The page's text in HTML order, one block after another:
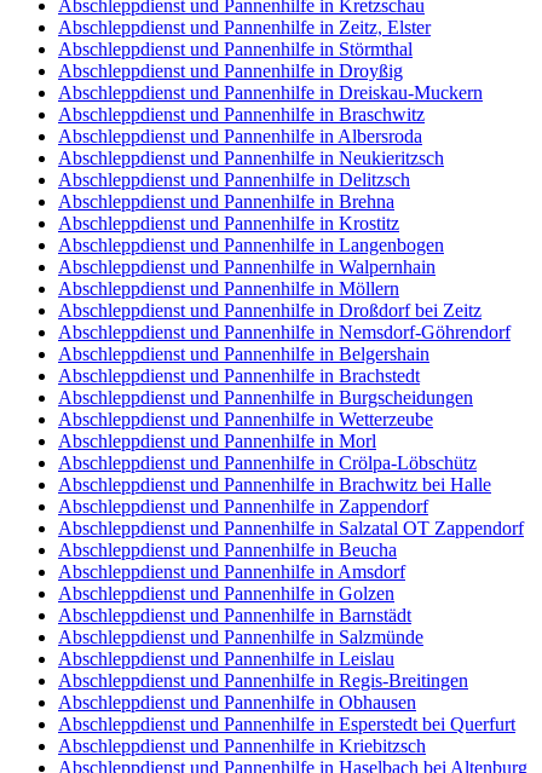
Abschleppdienst und Pannenhilfe in Kretzschau
Abschleppdienst und Pannenhilfe in Zeitz, Elster
Abschleppdienst und Pannenhilfe in Störmthal
Abschleppdienst und Pannenhilfe in Droyßig
Abschleppdienst und Pannenhilfe in Dreiskau-Muckern
Abschleppdienst und Pannenhilfe in Braschwitz
Abschleppdienst und Pannenhilfe in Albersroda
Abschleppdienst und Pannenhilfe in Neukieritzsch
Abschleppdienst und Pannenhilfe in Delitzsch
Abschleppdienst und Pannenhilfe in Brehna
Abschleppdienst und Pannenhilfe in Krostitz
Abschleppdienst und Pannenhilfe in Langenbogen
Abschleppdienst und Pannenhilfe in Walpernhain
Abschleppdienst und Pannenhilfe in Möllern
Abschleppdienst und Pannenhilfe in Droßdorf bei Zeitz
Abschleppdienst und Pannenhilfe in Nemsdorf-Göhrendorf
Abschleppdienst und Pannenhilfe in Belgershain
Abschleppdienst und Pannenhilfe in Brachstedt
Abschleppdienst und Pannenhilfe in Burgscheidungen
Abschleppdienst und Pannenhilfe in Wetterzeube
Abschleppdienst und Pannenhilfe in Morl
Abschleppdienst und Pannenhilfe in Crölpa-Löbschütz
Abschleppdienst und Pannenhilfe in Brachwitz bei Halle
Abschleppdienst und Pannenhilfe in Zappendorf
Abschleppdienst und Pannenhilfe in Salzatal OT Zappendorf
Abschleppdienst und Pannenhilfe in Beucha
Abschleppdienst und Pannenhilfe in Amsdorf
Abschleppdienst und Pannenhilfe in Golzen
Abschleppdienst und Pannenhilfe in Barnstädt
Abschleppdienst und Pannenhilfe in Salzmünde
Abschleppdienst und Pannenhilfe in Leislau
Abschleppdienst und Pannenhilfe in Regis-Breitingen
Abschleppdienst und Pannenhilfe in Obhausen
Abschleppdienst und Pannenhilfe in Esperstedt bei Querfurt
Abschleppdienst und Pannenhilfe in Kriebitzsch
Abschleppdienst und Pannenhilfe in Haselbach bei Altenburg